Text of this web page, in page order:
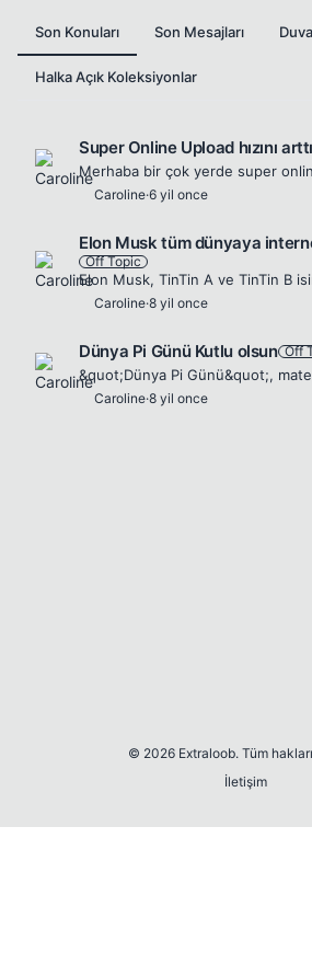
Son Konuları Son Mesajları
Halka Açık Koleksiyonlar
Super Online Upload hızını
Caroline·6 yil once
Off Topic
Caroline·8 yil once
Dünya Pi Günü Kutlu olsun Off
Caroline·8 yil once
© 2026 Extraloob. Tüm hakları
İletişim